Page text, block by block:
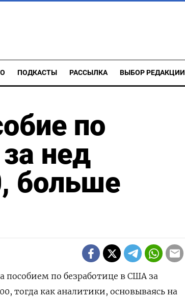
ПОДКАСТЫ РАССЫЛКА ВЫБОР РЕДАКЦИИ
по
нед
больше
пособием по безработице в США за
тогда как аналитики, основываясь на